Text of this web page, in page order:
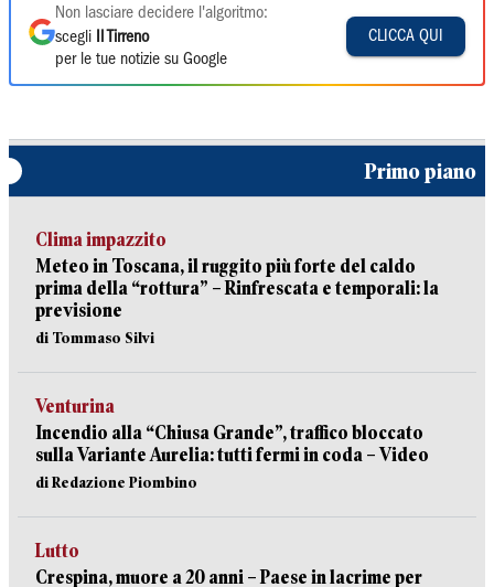
Non lasciare decidere l'algoritmo:
scegli
Il Tirreno
per le tue notizie su Google
CLICCA QUI
Primo piano
Clima impazzito
Meteo in Toscana, il ruggito più forte del caldo
prima della “rottura” – Rinfrescata e temporali: la
previsione
di Tommaso Silvi
Venturina
Incendio alla “Chiusa Grande”, traffico bloccato
sulla Variante Aurelia: tutti fermi in coda – Video
di Redazione Piombino
Lutto
Crespina, muore a 20 anni – Paese in lacrime per